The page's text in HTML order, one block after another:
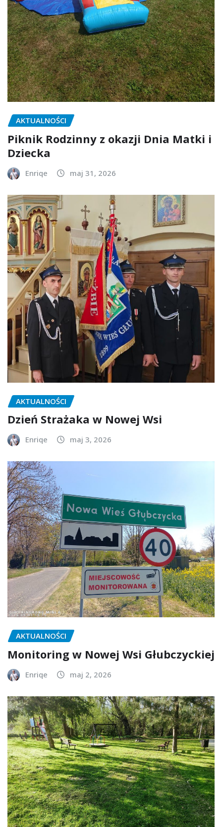
AKTUALNOŚCI
Piknik Rodzinny z okazji Dnia Matki i
Dziecka
Enriqe maj 31, 2026
AKTUALNOŚCI
Dzień Strażaka w Nowej Wsi
Enriqe maj 3, 2026
AKTUALNOŚCI
Monitoring w Nowej Wsi Głubczyckiej
Enriqe maj 2, 2026